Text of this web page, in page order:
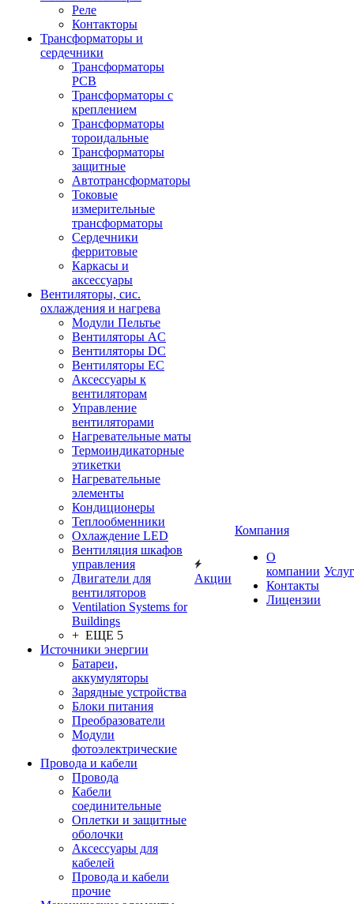
Реле
Контакторы
Трансформаторы и
сердечники
Трансформаторы
PCB
Трансформаторы с
креплением
Трансформаторы
тороидальные
Трансформаторы
защитные
Автотрансформаторы
Токовые
измерительные
трансформаторы
Сердечники
ферритовые
Каркасы и
аксессуары
Вентиляторы, сис.
охлаждения и нагрева
Модули Пельтье
Вентиляторы AC
Вентиляторы DC
Вентиляторы EC
Аксессуары к
вентиляторам
Управление
вентиляторами
Нагревательные маты
Термоиндикаторные
этикетки
Нагревательные
элементы
Кондиционеры
Теплообменники
Охлаждение LED
Вентиляция шкафов
управления
Двигатели для
вентиляторов
Ventilation Systems for
Buildings
+ ЕЩЕ 5
Источники энергии
Батареи,
аккумуляторы
Зарядные устройства
Блоки питания
Преобразователи
Модули
фотоэлектрические
Провода и кабели
Провода
Кабели
соединительные
Оплетки и защитные
оболочки
Аксессуары для
кабелей
Провода и кабели
прочие
Акции
Компания
О
компании
Контакты
Лицензии